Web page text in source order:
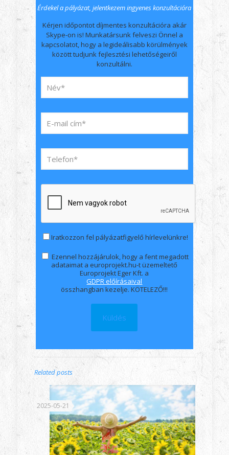
Érdekel a pályázat, jelentkezem ingyenes konzultációra
Kérjen időpontot díjmentes konzultációra akár
Skype-on is! Munkatársunk felveszi Önnel a
kapcsolatot, hogy a legideálisabb körülmények
között tudjunk fejlesztési lehetőségeiről
konzultálni.
Iratkozzon fel pályázatfigyelő hírlevelünkre!
Ezennel hozzájárulok, hogy a fent megadott
adataimat a europrojekt.hu-t üzemeltető
Europrojekt Eger Kft. a
GDPR előírásaival
összhangban kezelje. KÖTELEZŐ!!!
Related posts
2025-05-21